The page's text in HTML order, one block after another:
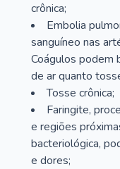
crônica;
Embolia
sanguíneo nas
Coágulos podem
de ar quanto
Tosse crônica;
Faringite,
e regiões
bacteriológica,
e dores;